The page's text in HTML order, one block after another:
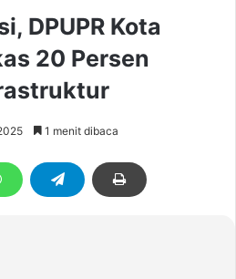
DPUPR Kota
20 Persen
1 menit dibaca